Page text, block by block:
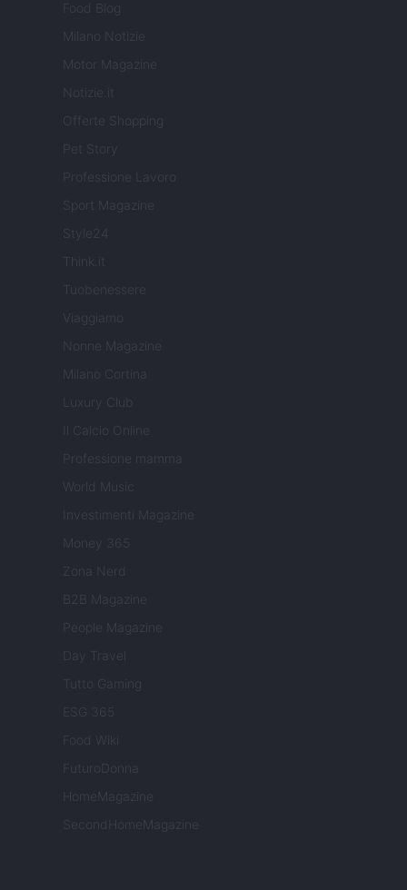
Food Blog
Milano Notizie
Motor Magazine
Notizie.it
Offerte Shopping
Professione Lavoro
Sport Magazine
Style24
Think.it
Tuobenessere
Viaggiamo
Nonne Magazine
Milano Cortina
Luxury Club
Il Calcio Online
Professione mamma
World Music
Investimenti Magazine
Money 365
Zona Nerd
B2B Magazine
People Magazine
Day Travel
Tutto Gaming
ESG 365
Food Wiki
FuturoDonna
HomeMagazine
SecondHomeMagazine